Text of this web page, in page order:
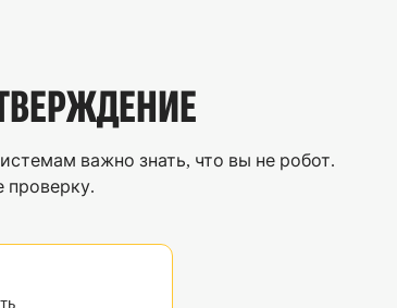
важно знать, что вы не робот.
проверку.